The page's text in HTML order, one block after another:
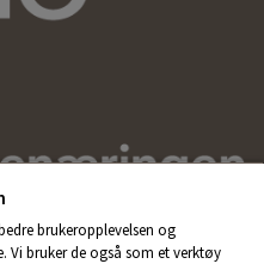
brukeropplevelsen og
Vi bruker de også som et verktøy